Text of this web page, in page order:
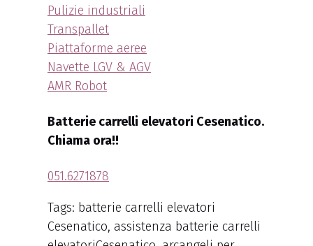
Pulizie industriali
Transpallet
Piattaforme aeree
Navette LGV & AGV
AMR Robot
Batterie carrelli elevatori Cesenatico.
Chiama ora!!
051.6271878
Tags: batterie carrelli elevatori
Cesenatico, assistenza batterie carrelli